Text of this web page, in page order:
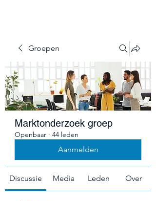
Groepen
Marktonderzoek groep
Openbaar · 44 leden
Aanmelden
Discussie Media Leden Over